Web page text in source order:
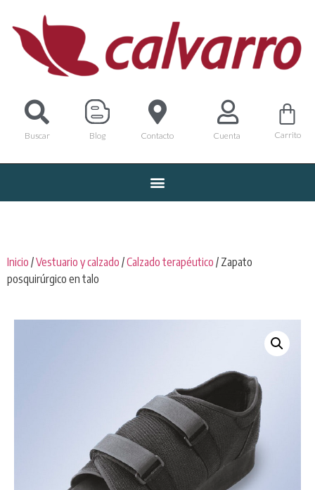
Buscar Blog Contacto Cuenta Carrito
Inicio /Vestuario y calzado /Calzado terapéutico / Zapato
posquirúrgico en talo